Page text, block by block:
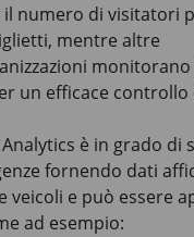
numero di visitatori
mentre altre
un efficace controllo
Analytics è in grado di
fornendo dati
veicoli e può essere
ad esempio: